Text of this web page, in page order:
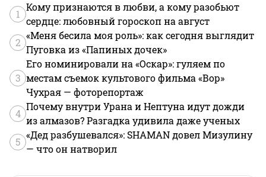
1
Кому признаются в любви, а кому разобьют
сердце: любовный гороскоп на август
2
«Меня бесила моя роль»: как сегодня выглядит
Пуговка из «Папиных дочек»
3
Его номинировали на «Оскар»: гуляем по
местам съемок культового фильма «Вор»
Чухрая — фоторепортаж
4
Почему внутри Урана и Нептуна идут дожди
из алмазов? Разгадка удивила даже ученых
5
«Дед разбушевался»: SHAMAN довел Мизулину
— что он натворил